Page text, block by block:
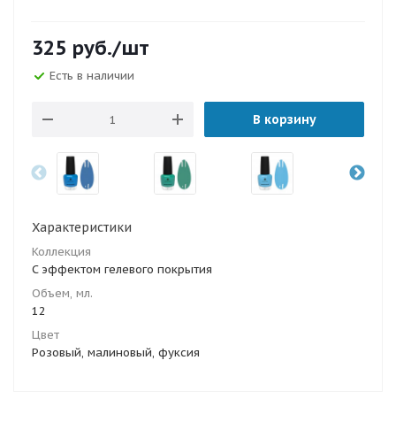
325 руб./шт
Есть в наличии
В корзину
Характеристики
Коллекция
C эффектом гелевого покрытия
Объем, мл.
12
Цвет
Розовый, малиновый, фуксия